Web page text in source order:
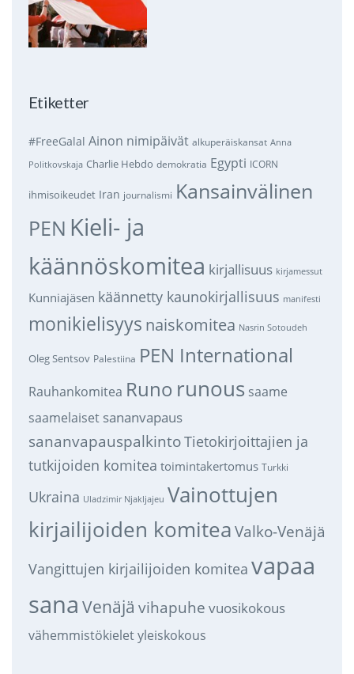
Etiketter
#FreeGalal Ainon nimipäivät alkuperäiskansat Anna
Politkovskaja Charlie Hebdo demokratia Egypti ICORN
ihmisoikeudet Iran journalismi Kansainvälinen
PEN Kieli- ja
käännöskomitea kirjallisuus kirjamessut
Kunniajäsen käännetty kaunokirjallisuus manifesti
monikielisyys naiskomitea Nasrin Sotoudeh
Oleg Sentsov Palestiina PEN International
Rauhankomitea Runo runous saame
saamelaiset sananvapaus
sananvapauspalkintoTietokirjoittajien ja
tutkijoiden komitea toimintakertomus Turkki
Ukraina Uladzimir Njakljajeu Vainottujen
kirjailijoiden komitea Valko-Venäjä
Vangittujen kirjailijoiden komitea vapaa
sana Venäjä vihapuhe vuosikokous
vähemmistökieletyleiskokous